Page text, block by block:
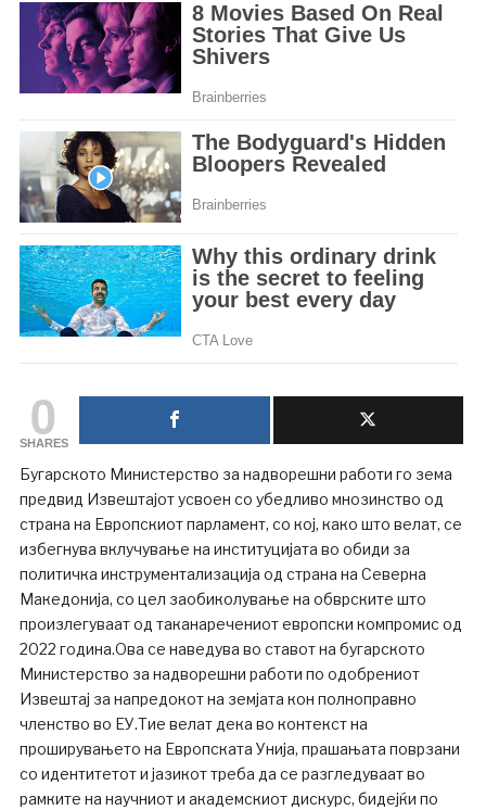
0
SHARES
Бугарското Министерство за надворешни работи го зема
предвид Извештајот усвоен со убедливо мнозинство од
страна на Европскиот парламент, со кој, како што велат, се
избегнува вклучување на институцијата во обиди за
политичка инструментализација од страна на Северна
Македонија, со цел заобиколување на обврските што
произлегуваат од таканаречениот европски компромис од
2022 година.Ова се наведува во ставот на бугарското
Министерство за надворешни работи по одобрениот
Извештај за напредокот на земјата кон полноправно
членство во ЕУ.Тие велат дека во контекст на
проширувањето на Европската Унија, прашањата поврзани
со идентитетот и јазикот треба да се разгледуваат во
рамките на научниот и академскиот дискурс, бидејќи по